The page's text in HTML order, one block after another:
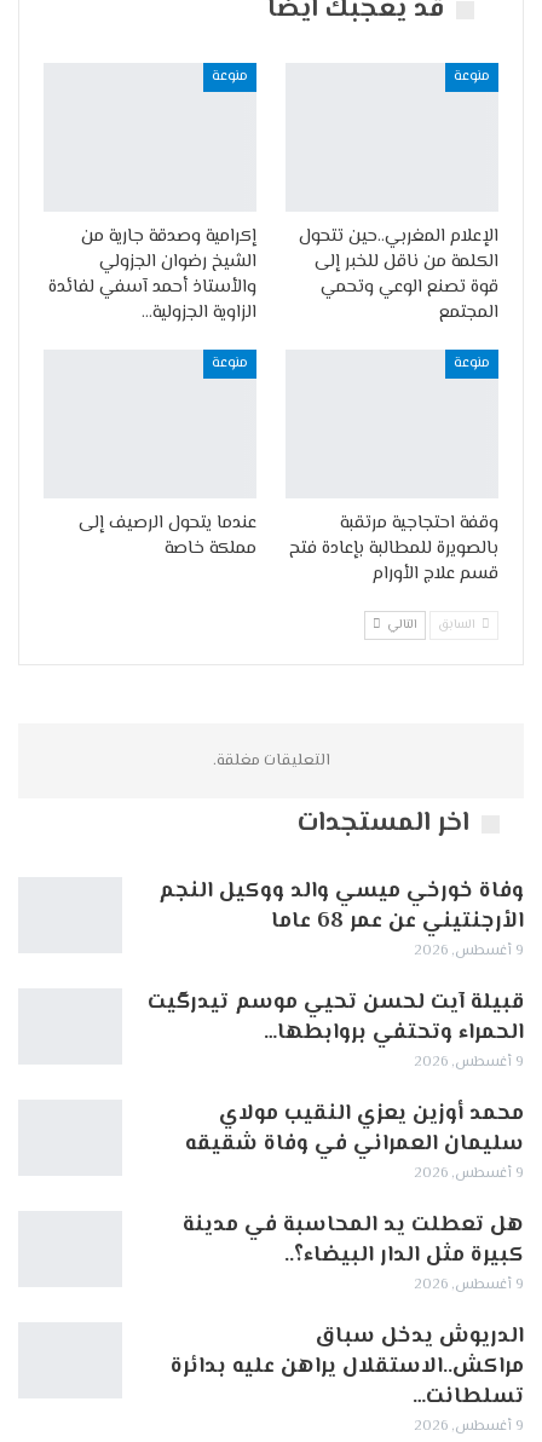
قد يعجبك ايضا
منوعة
الإعلام المغربي..حين تتحول
الكلمة من ناقل للخبر إلى
قوة تصنع الوعي وتحمي
المجتمع
منوعة
إكرامية وصدقة جارية من
الشيخ رضوان الجزولي
والأستاذ أحمد آسفي لفائدة
الزاوية الجزولية…
منوعة
وقفة احتجاجية مرتقبة
بالصويرة للمطالبة بإعادة فتح
قسم علاج الأورام
منوعة
عندما يتحول الرصيف إلى
مملكة خاصة
السابق التالي
التعليقات مغلقة.
اخر المستجدات
وفاة خورخي ميسي والد ووكيل النجم
الأرجنتيني عن عمر 68 عاما
9 أغسطس, 2026
قبيلة آيت لحسن تحيي موسم تيدرگيت
الحمراء وتحتفي بروابطها…
9 أغسطس, 2026
محمد أوزين يعزي النقيب مولاي
سليمان العمراني في وفاة شقيقه
9 أغسطس, 2026
هل تعطلت يد المحاسبة في مدينة
كبيرة مثل الدار البيضاء؟..
9 أغسطس, 2026
الدريوش يدخل سباق
مراكش..الاستقلال يراهن عليه بدائرة
تسلطانت…
9 أغسطس, 2026